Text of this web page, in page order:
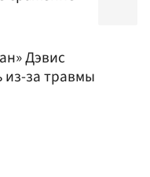
Дэвис
из-за травмы